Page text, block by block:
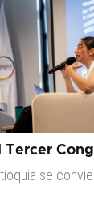
Tercer
se